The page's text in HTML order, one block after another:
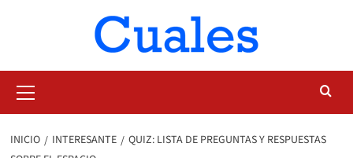
primario
INICIO INTERESANTE
QUIZ: LISTA DE PREGUNTAS Y RESPUESTAS